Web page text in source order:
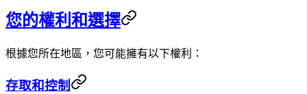
您的權利和選擇
根據您所在地區，您可能擁有以下權利：
存取和控制